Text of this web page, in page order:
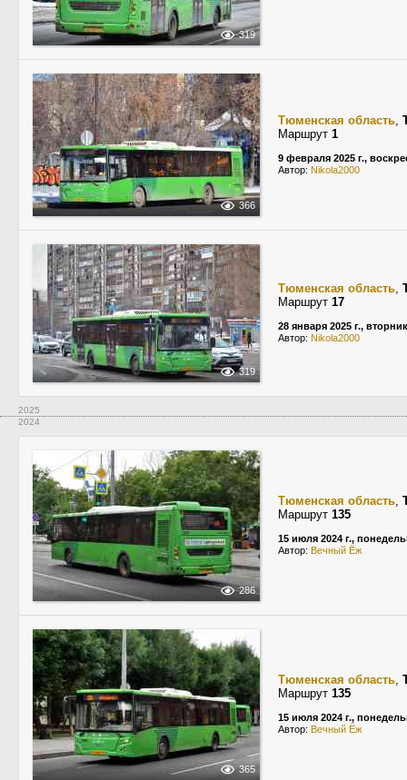
319
366
Тюменская область,
Маршрут 1
9 февраля 2025 г.,
Автор: Nikola2000
319
Тюменская область,
Маршрут 17
28 января 2025 г., вторник
Автор: Nikola2000
2025
2024
286
Тюменская область,
Маршрут 135
15 июля 2024 г.,
Автор: Вечный Ёж
365
Тюменская область,
Маршрут 135
15 июля 2024 г.,
Автор: Вечный Ёж